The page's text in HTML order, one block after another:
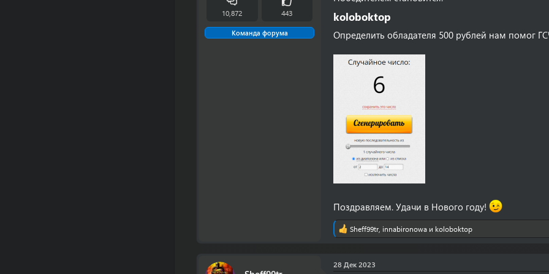
10,872 443
Команда форума
koloboktop
Определить обладателя 500 рублей нам помог
Поздравляем. Удачи в Нового году!
Р
к
ц
Sheff99tr innabironowa и koloboktop
28 Дек 2023